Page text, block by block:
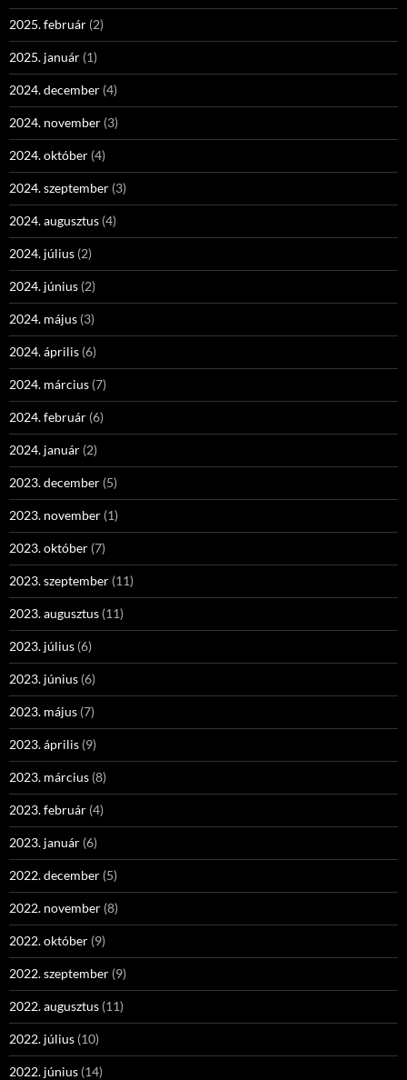
2025. február (2)
2025. január (1)
2024. december (4)
2024. november (3)
2024. október (4)
2024. szeptember (3)
2024. augusztus (4)
2024. július (2)
2024. június (2)
2024. május (3)
2024. április (6)
2024. március (7)
2024. február (6)
2024. január (2)
2023. december (5)
2023. november (1)
2023. október (7)
2023. szeptember (11)
2023. augusztus (11)
2023. július (6)
2023. június (6)
2023. május (7)
2023. április (9)
2023. március (8)
2023. február (4)
2023. január (6)
2022. december (5)
2022. november (8)
2022. október (9)
2022. szeptember (9)
2022. augusztus (11)
2022. július (10)
2022. június (14)